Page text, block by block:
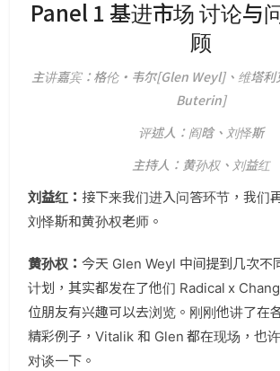
Panel 1 基进市场 讨论与
顾
主讲嘉宾：格伦·韦尔[Glen Weyl]、维塔
Buterin]
评述人：阎晗、刘怿斯
主持人：黄孙权、刘益红
刘益红： 接下来我们进入问答环节，我们
刘怿斯和黄孙权老师。
黄孙权：今天 Glen Weyl 中间提到几次不
计划，其实都发在了他们 Radical x
位朋友有兴趣可以去浏览。刚刚他讲了在
精彩例子，Vitalik 和 Glen 都在现场，也
对谈一下。